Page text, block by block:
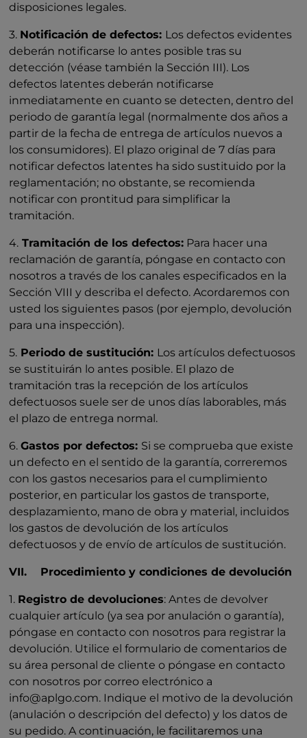
disposiciones legales.
3. Notificación de defectos: Los defectos evidentes
deberán notificarse lo antes posible tras su
detección (véase también la Sección III). Los
defectos latentes deberán notificarse
inmediatamente en cuanto se detecten, dentro del
periodo de garantía legal (normalmente dos años a
partir de la fecha de entrega de artículos nuevos a
los consumidores). El plazo original de 7 días para
notificar defectos latentes ha sido sustituido por la
reglamentación; no obstante, se recomienda
notificar con prontitud para simplificar la
tramitación.
4. Tramitación de los defectos: Para hacer una
reclamación de garantía, póngase en contacto con
nosotros a través de los canales especificados en la
Sección VIII y describa el defecto. Acordaremos con
usted los siguientes pasos (por ejemplo, devolución
para una inspección).
5. Periodo de sustitución: Los artículos defectuosos
se sustituirán lo antes posible. El plazo de
tramitación tras la recepción de los artículos
defectuosos suele ser de unos días laborables, más
el plazo de entrega normal.
6.Gastos por defectos: Si se comprueba que existe
un defecto en el sentido de la garantía, correremos
con los gastos necesarios para el cumplimiento
posterior, en particular los gastos de transporte,
desplazamiento, mano de obra y material, incluidos
los gastos de devolución de los artículos
defectuosos y de envío de artículos de sustitución.
VII. Procedimiento y condiciones de devolución
1. Registro de devoluciones: Antes de devolver
cualquier artículo (ya sea por anulación o garantía),
póngase en contacto con nosotros para registrar la
devolución. Utilice el formulario de comentarios de
su área personal de cliente o póngase en contacto
con nosotros por correo electrónico a
info@aplgo.com. Indique el motivo de la devolución
(anulación o descripción del defecto) y los datos de
su pedido. A continuación, le facilitaremos una